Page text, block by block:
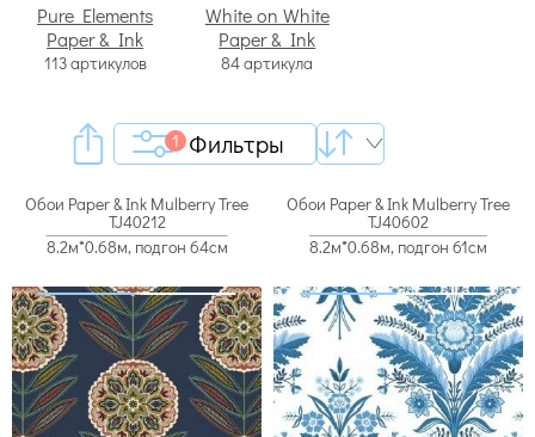
Pure Elements
Paper & Ink
113 артикулов
White on White
Paper & Ink
84 артикула
Фильтры
1
Обои Paper & Ink Mulberry Tree
TJ40212
8.2м*0.68м, подгон 64см
Обои Paper & Ink Mulberry Tree
TJ40602
8.2м*0.68м, подгон 61см